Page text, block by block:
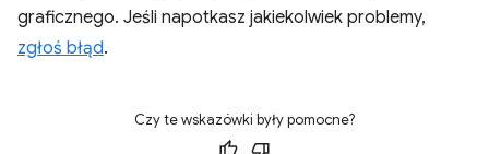
graficznego. Jeśli napotkasz jakiekolwiek problemy,
zgłoś błąd.
Czy te wskazówki były pomocne?